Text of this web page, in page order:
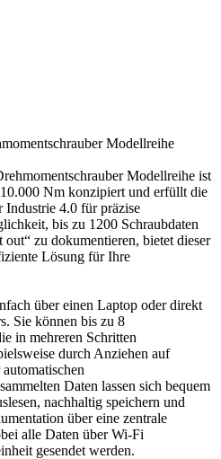
Modellreihe
Modellreihe ist
Nm konzipiert und erfüllt die
Industrie 4.0 für präzise
bis zu 1200 Schraubdaten
zu dokumentieren, bietet dieser
Lösung für Ihre
über einen Laptop oder direkt
Sie können bis zu 8
in mehreren Schritten
durch Anziehen auf
Daten lassen sich bequem
nachhaltig speichern und
über eine zentrale
alle Daten über Wi-Fi
gesendet werden.